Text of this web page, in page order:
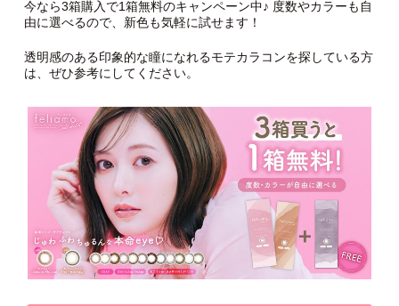
今なら3箱購入で1箱無料のキャンペーン中♪ 度数やカラーも自
由に選べるので、新色も気軽に試せます！
透明感のある印象的な瞳になれるモテカラコンを探している方
は、ぜひ参考にしてください。